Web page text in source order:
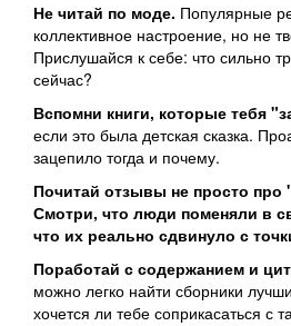
Не читай по моде. Популярные
коллективное настроение, но не
Прислушайся к себе: что сильно
сейчас?
Вспомни книги, которые тебя
если это была детская сказка.
зацепило тогда и почему.
Почитай отзывы не просто
Смотри, что люди поменяли в
что их реально сдвинуло с
Поработай с содержанием и
можно легко найти сборники
хочется ли тебе соприкасаться с